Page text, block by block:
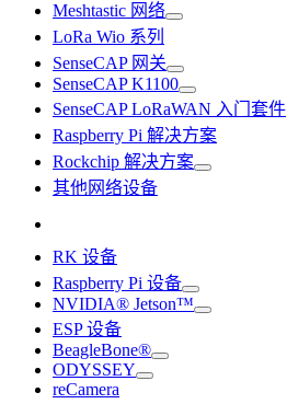
Meshtastic 网络
LoRa Wio 系列
SenseCAP 网关
SenseCAP K1100
SenseCAP LoRaWAN 入门套件
Raspberry Pi 解决方案
Rockchip 解决方案
其他网络设备
RK 设备
Raspberry Pi 设备
NVIDIA® Jetson™
ESP 设备
BeagleBone®
ODYSSEY
reCamera